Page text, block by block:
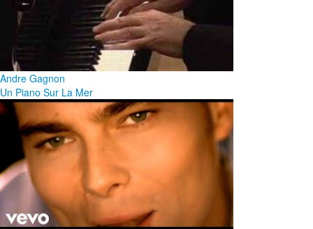
Andre Gagnon
Un Piano Sur La Mer